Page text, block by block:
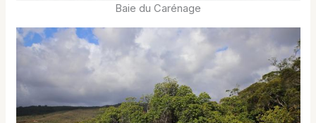
Baie du Carénage